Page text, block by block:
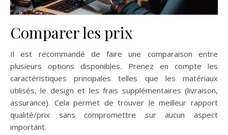
Comparer les prix
Il est recommandé de faire une comparaison entre
plusieurs options disponibles. Prenez en compte les
caractéristiques principales telles que les matériaux
utilisés, le design et les frais supplémentaires (livraison,
assurance). Cela permet de trouver le meilleur rapport
qualité/prix sans compromettre sur aucun aspect
important.